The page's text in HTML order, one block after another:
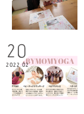
20
2022.02